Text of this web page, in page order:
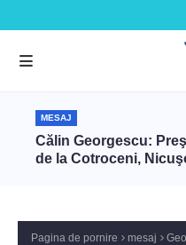
MESAJ
Călin Georgescu:
de la Cotroceni,
Zelenski ca să
Pagina de pornire mesaj